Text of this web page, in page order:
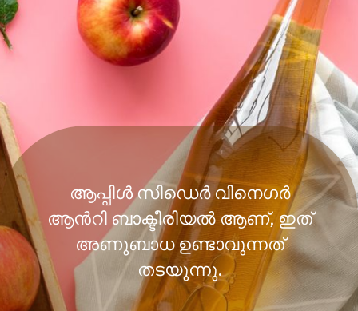
ആപ്പിൾ സിഡെർ വിനെഗർ
ആൻറി ബാക്ടീരിയൽ ആണ്, ഇത്
അണുബാധ ഉണ്ടാവുന്നത്
തടയുന്നു.